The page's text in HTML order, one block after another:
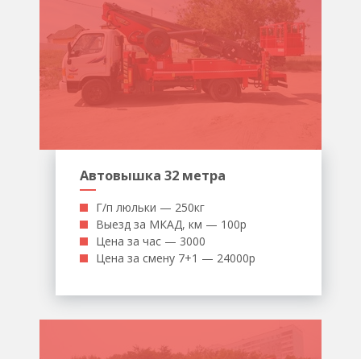
Автовышка 32 метра
Г/п люльки — 250кг
Выезд за МКАД, км — 100р
Цена за час — 3000
Цена за смену 7+1 — 24000р